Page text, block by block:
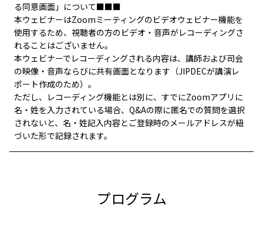
る同意画面」について■■■
本ウェビナーはZoomミーティングのビデオウェビナー機能を
使用するため、視聴者の方のビデオ・音声がレコーディングさ
れることはございません。
本ウェビナーでレコーディングされる内容は、講師および司会
の映像・音声ならびに共有画面となります（JIPDECが講演レ
ポート作成のため）。
ただし、レコーディング機能とは別に、すでにZoomアプリに
名・姓を入力されている場合、Q&Aの際に匿名での質問を選択
されないと、名・姓記入内容とご登録時のメールアドレスが紐
づいた形で記録されます。
プログラム